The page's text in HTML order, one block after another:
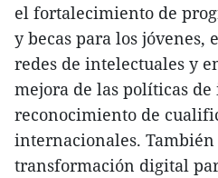
el fortalecimiento de
y becas para los jóvenes,
redes de intelectuales y
mejora de las políticas
reconocimiento de
internacionales.
transformación digital